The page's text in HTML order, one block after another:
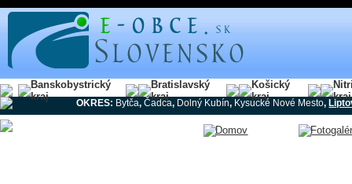
Banskobystrický
kraj
Bratislavský
kraj
Košický
kraj
kraj
OKRES: Bytča,Čadca, Dolný Kubín, Kysucké Nové Mesto,